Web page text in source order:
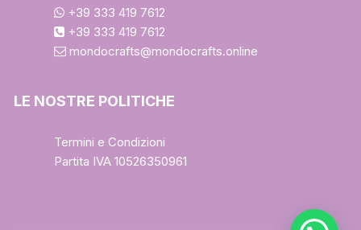
+39 333 419 7612
+39 333 419 7612
mondocrafts@mondocrafts.online
LE NOSTRE POLITICHE
Termini e Condizioni
Partita IVA 10526350961